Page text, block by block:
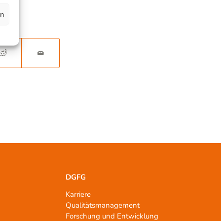
DGFG
Karriere
Qualitätsmanagement
Forschung und Entwicklung